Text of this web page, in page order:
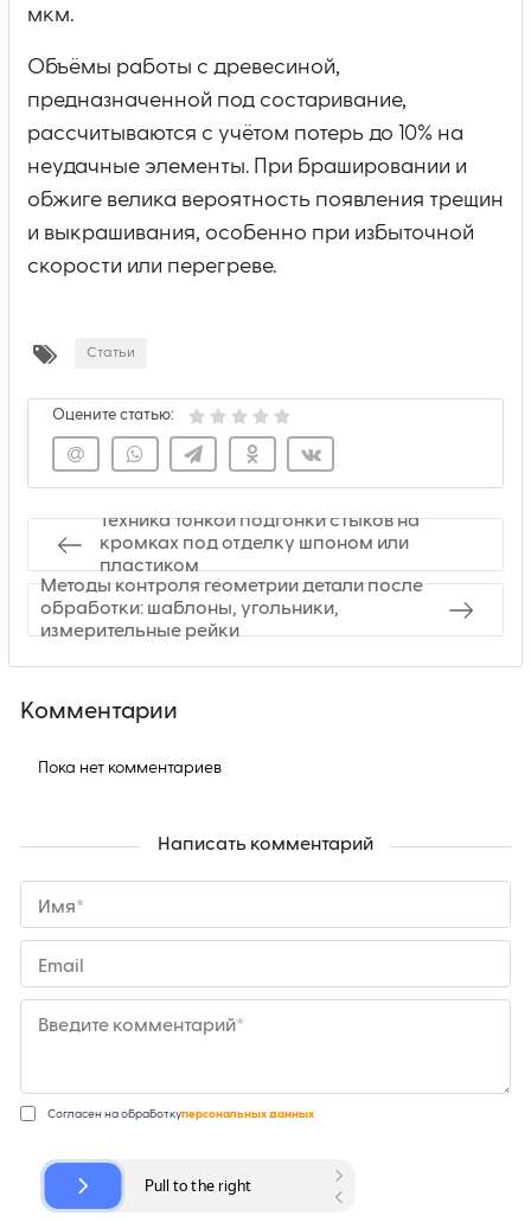
мкм.
Объёмы работы с древесиной,
предназначенной под состаривание,
рассчитываются с учётом потерь до 10% на
неудачные элементы. При брашировании и
обжиге велика вероятность появления трещин
и выкрашивания, особенно при избыточной
скорости или перегреве.
Статьи
Оцените статью:
Техника тонкой подгонки стыков на
кромках под отделку шпоном или
пластиком
Методы контроля геометрии детали после
обработки: шаблоны, угольники,
измерительные рейки
Комментарии
Пока нет комментариев
Написать комментарий
Имя*
Email
Введите комментарий*
Согласен на обработкуперсональных данных